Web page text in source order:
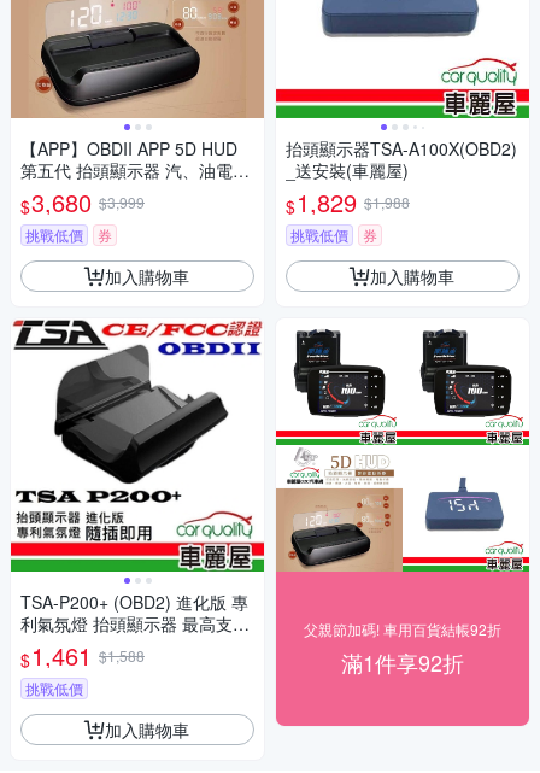
【APP】OBDII APP 5D HUD
第五代 抬頭顯示器 汽、油電車
通用 送安裝(車麗屋)
$3,680 $3,999
挑戰低價
券
加入購物車
TSA-P200+ (OBD2) 進化版 專
利氣氛燈 抬頭顯示器 最高支援
到時速300(車麗屋)
$1,461 $1,588
挑戰低價
加入購物車
抬頭顯示器TSA-A100X(OBD2)
_送安裝(車麗屋)
$1,829 $1,988
挑戰低價
券
加入購物車
父親節加碼! 車用百貨結帳92折
滿1件享92折